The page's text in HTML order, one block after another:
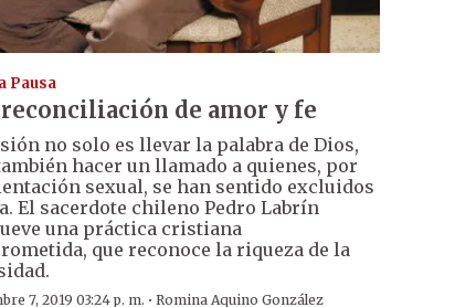
Pausa
reconciliación de amor y fe
no solo es llevar la palabra de Dios,
hacer un llamado a quienes, por
sexual, se han sentido excluidos
El sacerdote chileno Pedro Labrín
una práctica cristiana
que reconoce la riqueza de la
7, 2019 03:24 p. m. · Romina Aquino González